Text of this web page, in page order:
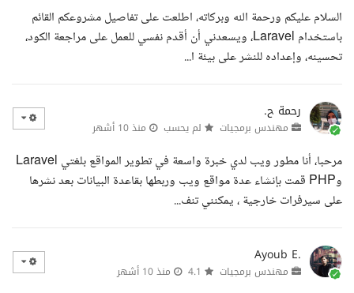
السلام عليكم ورحمة الله وبركاته، اطلعت على تفاصيل مشروعكم القائم
باستخدام Laravel، ويسعدني أن أقدم نفسي للعمل على مراجعة الكود،
تحسينه، وإعداده للنشر على بيئة ا...
رحمة ح.
مهندس برمجيات لم يحسب منذ 10 أشهر
مرحبا، أنا مطور ويب لدي خبرة واسعة في تطوير المواقع بلغتي Laravel
وPHP قمت بإنشاء عدة مواقع ويب وربطها بقاعدة البيانات بعد نشرها
على سيرفرات خارجية ، يمكنني تنف...
Ayoub E.
مهندس برمجيات منذ 10 أشهر